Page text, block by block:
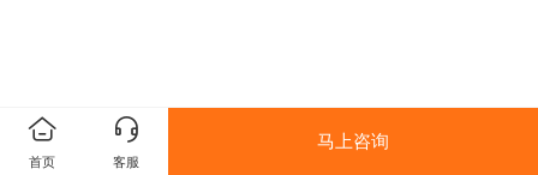
首页 客服
马上咨询